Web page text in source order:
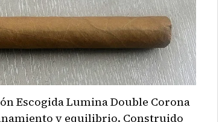
Escogida Lumina Double Corona
y equilibrio. Construido